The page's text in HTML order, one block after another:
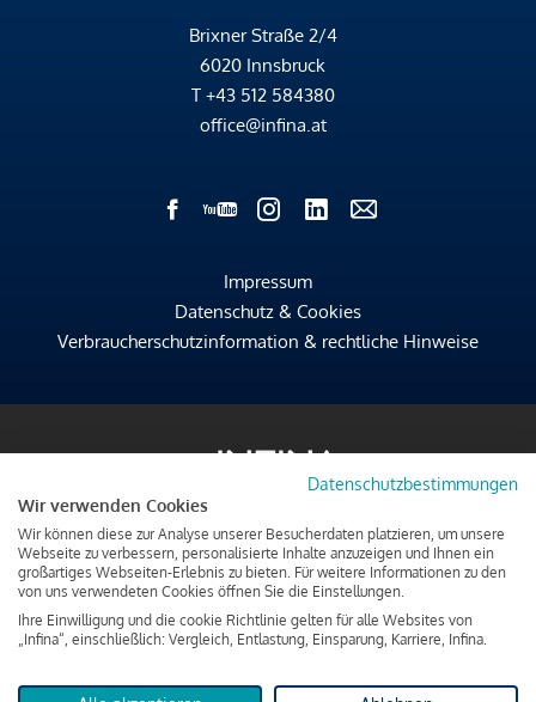
Brixner Straße 2/4
6020 Innsbruck
T +43 512 584380
office@infina.at
Impressum
Datenschutz & Cookies
Verbraucherschutzinformation & rechtliche Hinweise
Datenschutzbestimmungen
Wir verwenden Cookies
Wir können diese zur Analyse unserer Besucherdaten platzieren, um unsere
Webseite zu verbessern, personalisierte Inhalte anzuzeigen und Ihnen ein
großartiges Webseiten-Erlebnis zu bieten. Für weitere Informationen zu den
von uns verwendeten Cookies öffnen Sie die Einstellungen.
Ihre Einwilligung und die cookie Richtlinie gelten für alle Websites von
„Infina“, einschließlich: Vergleich, Entlastung, Einsparung, Karriere, Infina.